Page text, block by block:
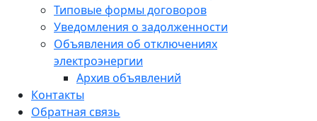
Типовые формы договоров
Уведомления о задолженности
Объявления об отключениях
электроэнергии
Архив объявлений
Контакты
Обратная связь